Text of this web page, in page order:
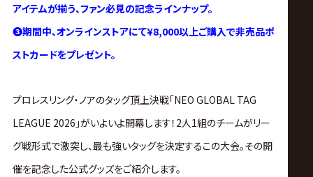
公
式
サ
イ
アイテムが揃う、ファン必見の記念ラインナップ。
❸期間中、オンラインストアにて¥8,000以上ご購入で非売品ポ
ストカードをプレゼント。
プロレスリング・ノアのタッグ頂上決戦「NEO GLOBAL TAG
LEAGUE 2026」がいよいよ開幕します！2人1組のチームがリー
グ戦形式で激突し、最も強いタッグを決定するこの大会。その開
催を記念した公式グッズをご紹介します。